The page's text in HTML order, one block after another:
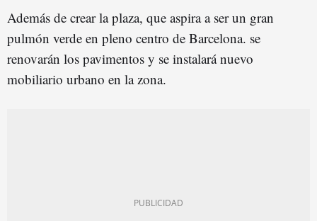
Además de crear la plaza, que aspira a ser un gran
pulmón verde en pleno centro de Barcelona. se
renovarán los pavimentos y se instalará nuevo
mobiliario urbano en la zona.